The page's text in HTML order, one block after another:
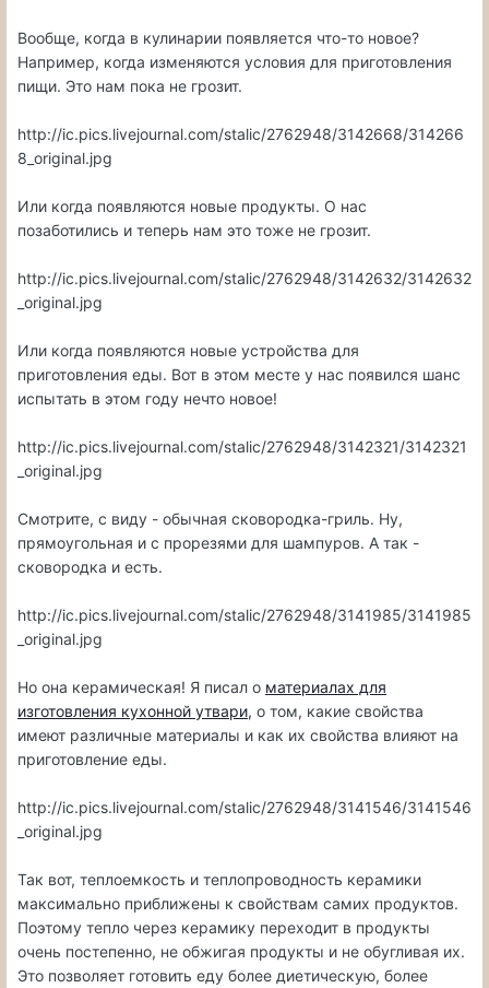
Вообще, когда в кулинарии появляется что-то новое?
Например, когда изменяются условия для приготовления
пищи. Это нам пока не грозит.
http://ic.pics.livejournal.com/stalic/2762948/3142668/314266
8_original.jpg
Или когда появляются новые продукты. О нас
позаботились и теперь нам это тоже не грозит.
http://ic.pics.livejournal.com/stalic/2762948/3142632/3142632
_original.jpg
Или когда появляются новые устройства для
приготовления еды. Вот в этом месте у нас появился шанс
испытать в этом году нечто новое!
http://ic.pics.livejournal.com/stalic/2762948/3142321/3142321
_original.jpg
Смотрите, с виду - обычная сковородка-гриль. Ну,
прямоугольная и с прорезями для шампуров. А так -
сковородка и есть.
http://ic.pics.livejournal.com/stalic/2762948/3141985/3141985
_original.jpg
Но она керамическая! Я писал о материалах для
изготовления кухонной утвари, о том, какие свойства
имеют различные материалы и как их свойства влияют на
приготовление еды.
http://ic.pics.livejournal.com/stalic/2762948/3141546/3141546
_original.jpg
Так вот, теплоемкость и теплопроводность керамики
максимально приближены к свойствам самих продуктов.
Поэтому тепло через керамику переходит в продукты
очень постепенно, не обжигая продукты и не обугливая их.
Это позволяет готовить еду более диетическую, более